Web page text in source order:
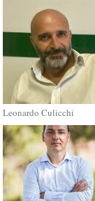
Leonardo Culicchi